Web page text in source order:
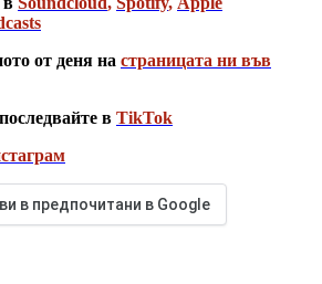
от деня на страницата ни във
в TikTok
в предпочитани в Google